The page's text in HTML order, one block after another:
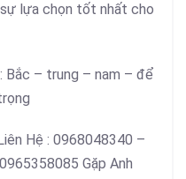
lựa chọn tốt nhất cho
Bắc – trung – nam – để
Hệ : 0968048340 –
Gặp Anh